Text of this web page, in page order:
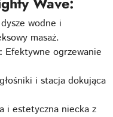
wodne i
masaż.
Efektywne ogrzewanie
i stacja dokująca
i estetyczna niecka z